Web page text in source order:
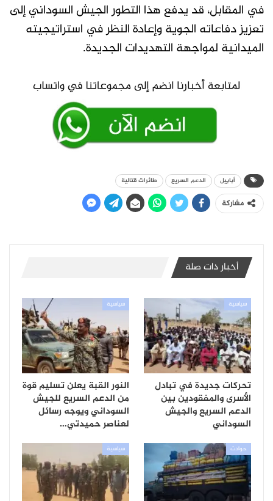
في المقابل، قد يدفع هذا التطور الجيش السوداني إلى
تعزيز دفاعاته الجوية وإعادة النظر في استراتيجيته
الميدانية لمواجهة التهديدات الجديدة.
أبابيل الدعم السريع طائرات قتالية
مشاركة
أخبار ذات صلة
سياسية
تحركات جديدة في تبادل
الأسرى والمفقودين بين
الدعم السريع والجيش
السوداني
سياسية
النور القبة يعلن تسليم قوة
من الدعم السريع للجيش
السوداني ويوجه رسائل
لعناصر حميدتي…
حوادث سياسية